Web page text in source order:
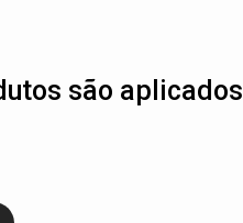
são aplicados